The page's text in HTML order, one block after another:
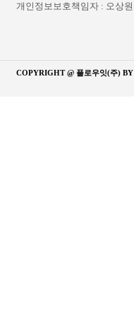
개인정보보호책임자 : 오상원
COPYRIGHT @ 플로우잇(주) BY